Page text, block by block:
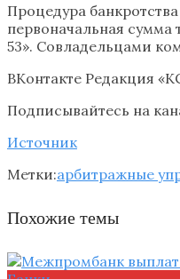
Процедура
первоначальная сумма
53». Совладельцами
ВКонтакте Редакция
Подписывайтесь на
Источник
Метки:арбитражные
Похожие темы